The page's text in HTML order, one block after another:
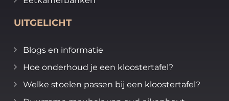
UITGELICHT
Blogs en informatie
Hoe onderhoud je een kloostertafel?
Welke stoelen passen bij een kloostertafel?